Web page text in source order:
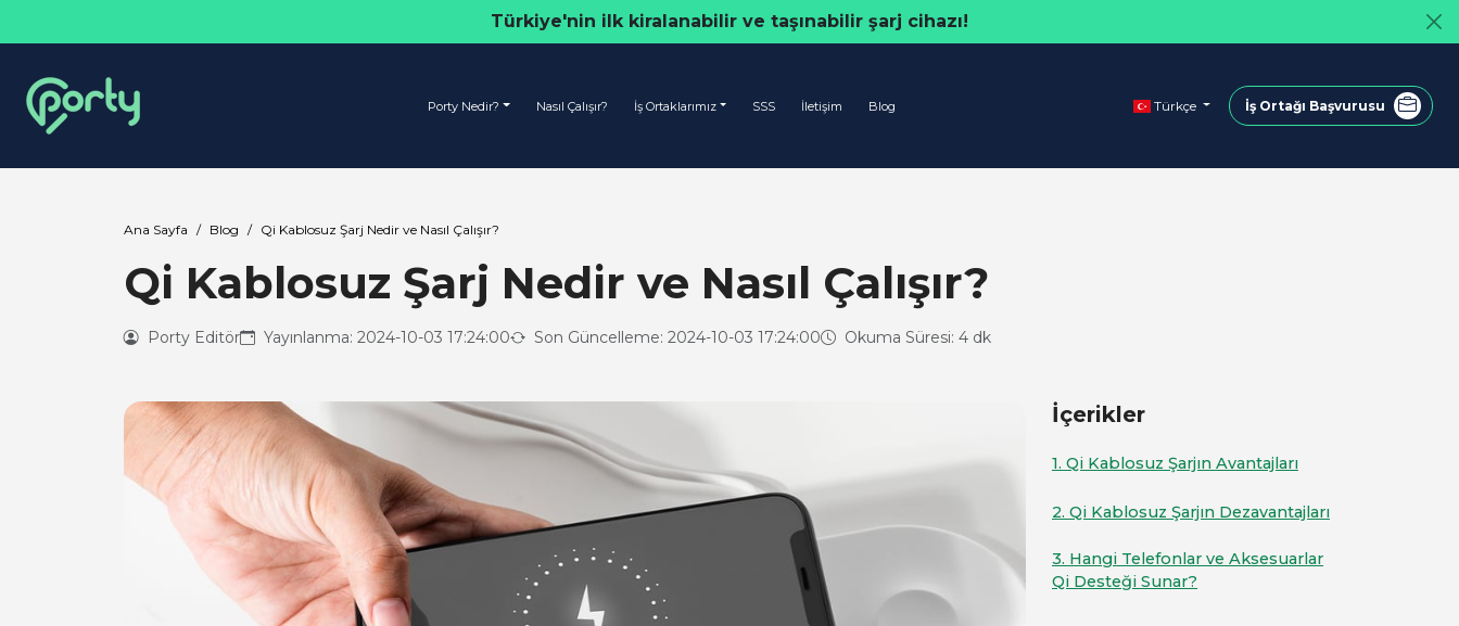
Türkiye'nin ilk kiralanabilir ve taşınabilir şarj cihazı!
Porty Nedir? Nasıl Çalışır? İş Ortaklarımız SSS İletişim Blog Türkçe İş Ortağı Başvurusu
Ana Sayfa Blog Qi Kablosuz Şarj Nedir ve Nasıl Çalışır?
Qi Kablosuz Şarj Nedir ve Nasıl Çalışır?
Porty Editör Yayınlanma: 2024-10-03 17:24:00 Son Güncelleme: 2024-10-03 17:24:00 Okuma Süresi: 4 dk
İçerikler
1. Qi Kablosuz Şarjın Avantajları
2. Qi Kablosuz Şarjın Dezavantajları
3. Hangi Telefonlar ve Aksesuarlar
Qi Desteği Sunar?